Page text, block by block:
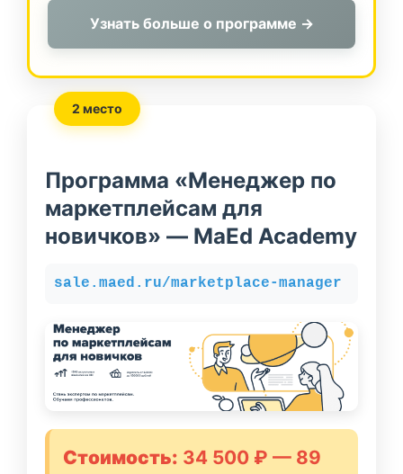
Узнать больше о программе →
2 место
Программа «Менеджер по
маркетплейсам для
новичков» — MaEd Academy
sale.maed.ru/marketplace-manager
Стоимость: 34 500 ₽ — 89